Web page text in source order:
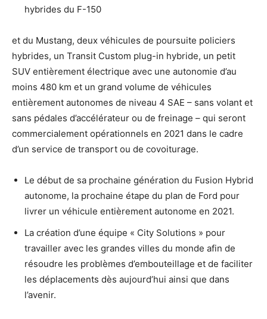
hybrides du F-150
et du Mustang, deux véhicules de poursuite policiers
hybrides, un Transit Custom plug-in hybride, un petit
SUV entièrement électrique avec une autonomie d’au
moins 480 km et un grand volume de véhicules
entièrement autonomes de niveau 4 SAE – sans volant et
sans pédales d’accélérateur ou de freinage – qui seront
commercialement opérationnels en 2021 dans le cadre
d’un service de transport ou de covoiturage.
Le début de sa prochaine génération du Fusion Hybrid
autonome, la prochaine étape du plan de Ford pour
livrer un véhicule entièrement autonome en 2021.
La création d’une équipe « City Solutions » pour
travailler avec les grandes villes du monde afin de
résoudre les problèmes d’embouteillage et de faciliter
les déplacements dès aujourd’hui ainsi que dans
l’avenir.